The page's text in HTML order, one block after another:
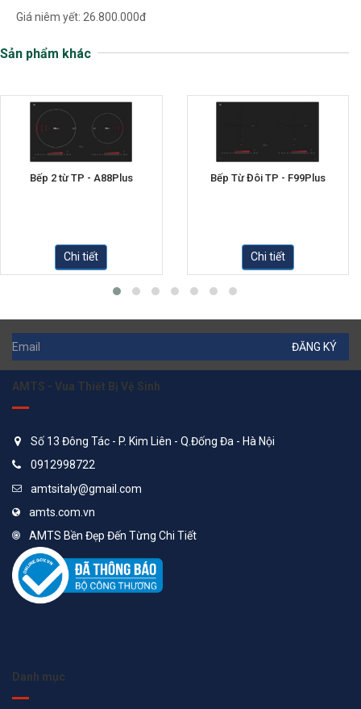
Giá niêm yết: 26.800.000đ
Sản phẩm khác
Bếp 2 từ TP - A88Plus
Chi tiết
Bếp Từ Đôi TP - F99Plus
Chi tiết
ĐĂNG KÝ
AMTS - Vua Thiết Bị Vệ Sinh
Số 13 Đông Tác - P. Kim Liên - Q.Đống Đa - Hà Nội
0912998722
amtsitaly@gmail.com
amts.com.vn
AMTS Bền Đẹp Đến Từng Chi Tiết
Danh mục